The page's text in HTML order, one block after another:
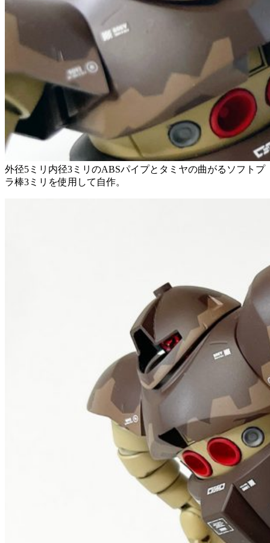
外径5ミリ内径3ミリのABSパイプとタミヤの曲がるソフトプ
ラ棒3ミリを使用して自作。